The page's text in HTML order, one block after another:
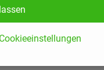
Kalb oder Geflügel)
Cookieeinstellungen